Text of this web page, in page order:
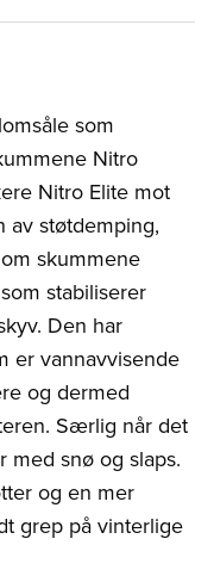
som
Nitro
Nitro Elite mot
av støtdemping,
skummene
stabiliserer
Den har
er vannavvisende
og dermed
Særlig når det
med snø og slaps.
og en mer
grep på vinterlige